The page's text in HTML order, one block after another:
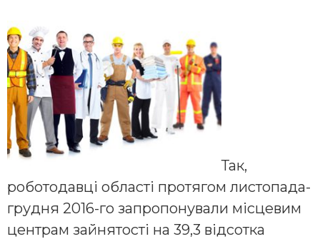
Так,
роботодавці області протягом листопада-
грудня 2016-го запропонували місцевим
центрам зайнятості на 39,3 відсотка